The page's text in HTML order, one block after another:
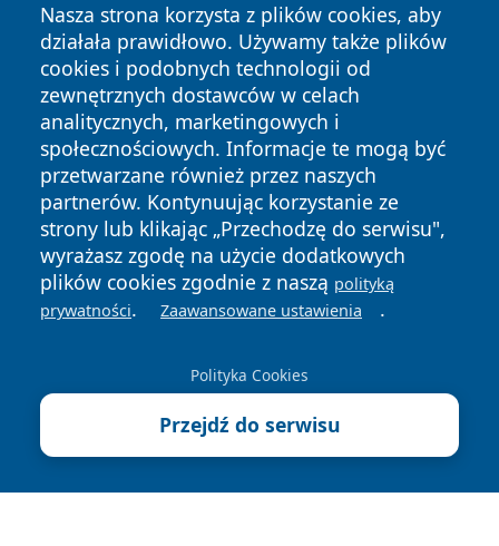
Nasza strona korzysta z plików cookies, aby
działała prawidłowo. Używamy także plików
cookies i podobnych technologii od
zewnętrznych dostawców w celach
analitycznych, marketingowych i
społecznościowych. Informacje te mogą być
przetwarzane również przez naszych
partnerów. Kontynuując korzystanie ze
strony lub klikając „Przechodzę do serwisu",
wyrażasz zgodę na użycie dodatkowych
plików cookies zgodnie z naszą polityką
prywatności. Zaawansowane ustawienia .
Polityka Cookies
Przejdź do serwisu
Copyright © 2026 wrotatarnowa.pl Wszystkie prawa
zastrzeżone.
News Autorzy
Polityka
Prywatności
Polityka
Cookies